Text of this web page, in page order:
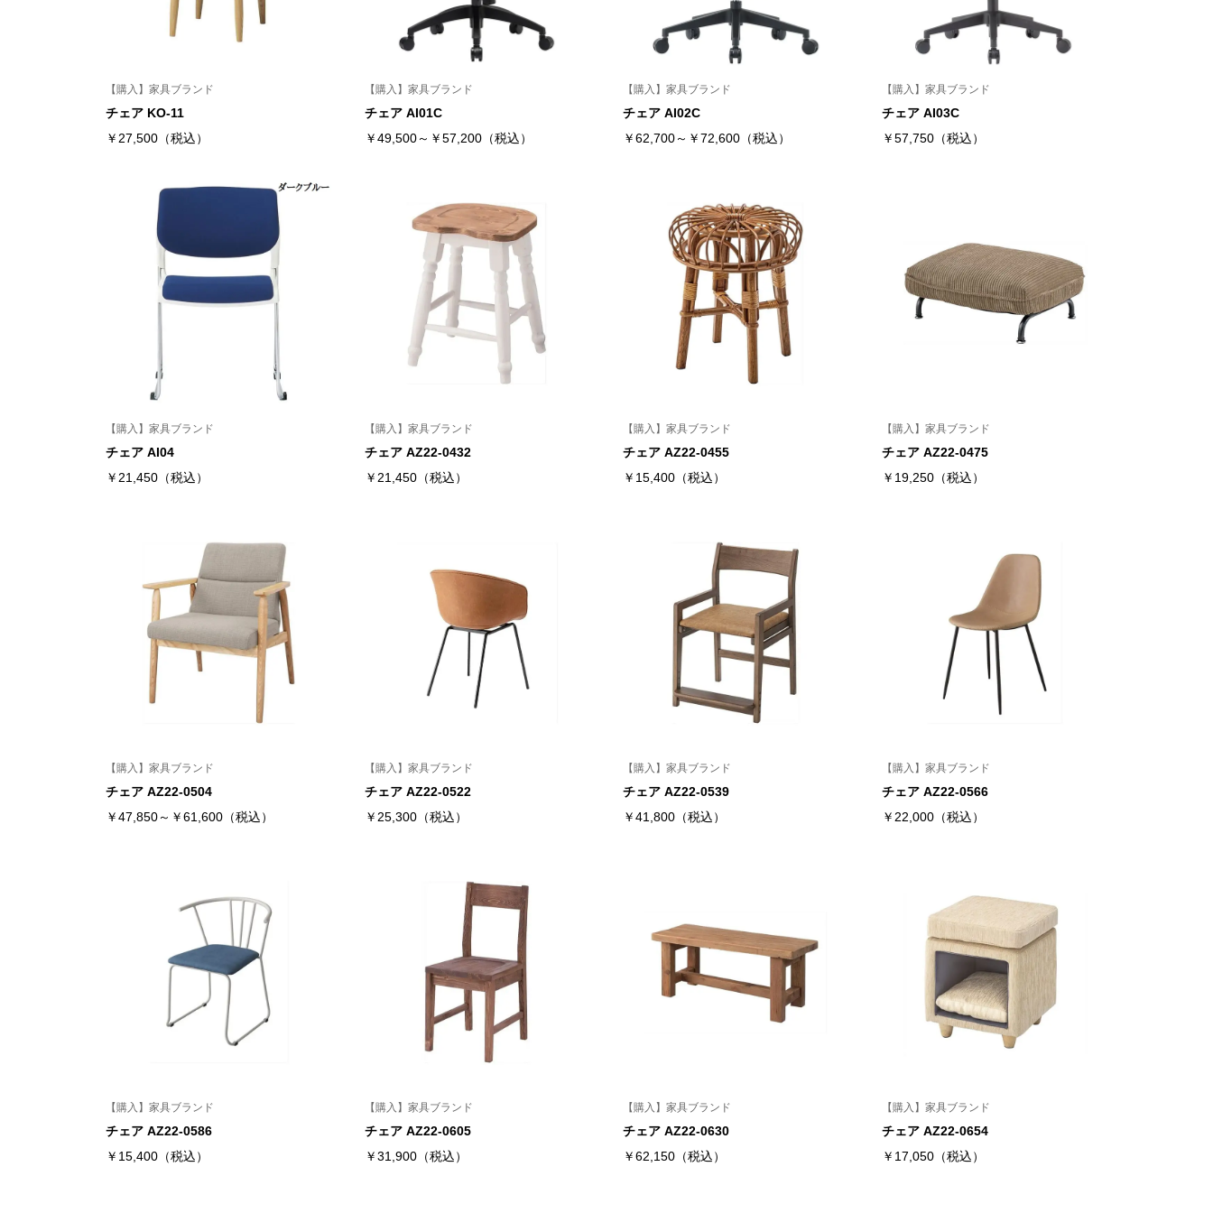
【購入】家具ブランド
チェア KO-11
￥27,500（税込）
【購入】家具ブランド
チェア AI01C
￥49,500～￥57,200（税込）
【購入】家具ブランド
チェア AI02C
￥62,700～￥72,600（税込）
【購入】家具ブランド
チェア AI03C
￥57,750（税込）
【購入】家具ブランド
チェア AI04
￥21,450（税込）
【購入】家具ブランド
チェア AZ22-0432
￥21,450（税込）
【購入】家具ブランド
チェア AZ22-0455
￥15,400（税込）
【購入】家具ブランド
チェア AZ22-0475
￥19,250（税込）
【購入】家具ブランド
チェア AZ22-0504
￥47,850～￥61,600（税込）
【購入】家具ブランド
チェア AZ22-0522
￥25,300（税込）
【購入】家具ブランド
チェア AZ22-0539
￥41,800（税込）
【購入】家具ブランド
チェア AZ22-0566
￥22,000（税込）
【購入】家具ブランド
チェア AZ22-0586
￥15,400（税込）
【購入】家具ブランド
チェア AZ22-0605
￥31,900（税込）
【購入】家具ブランド
チェア AZ22-0630
￥62,150（税込）
【購入】家具ブランド
チェア AZ22-0654
￥17,050（税込）